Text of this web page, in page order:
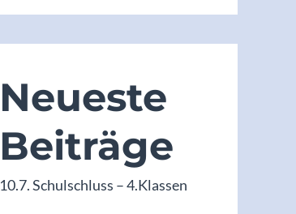
Neueste
Beiträge
10.7. Schulschluss – 4.Klassen